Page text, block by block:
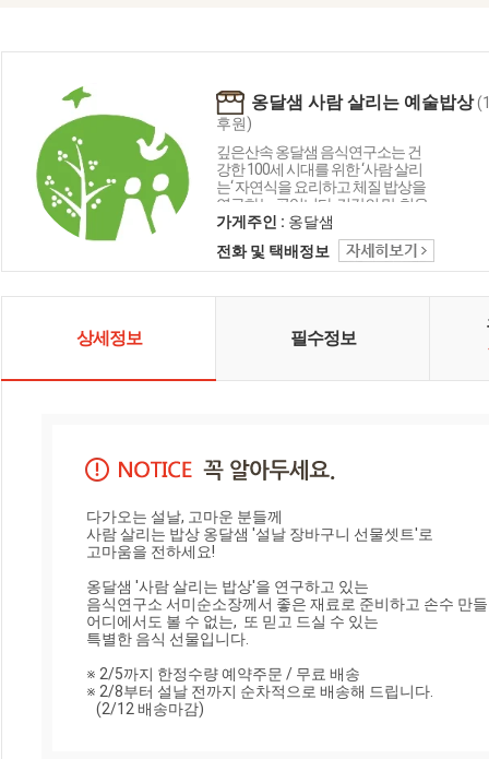
옹달샘 사람 살리는 예술밥상
후원)
깊은산속 옹달샘 음식연구소는 건
강한 100세 시대를 위한 ‘사람 살리
는‘ 자연식을 요리하고 체질 밥상을
연구하는 곳입니다. 건강의 맛, 치유
와 위로가 되는 '사람 살리는 예술밥
상'을 꿈꾸며 조리하는 사람도, 드시
는 분도 자연과 닮기를 바라는 마음
으로 음식을 대합니다.
가게주인 : 옹달샘
전화 및 택배정보
상세정보 필수정보
다가오는 설날, 고마운 분들께
사람 살리는 밥상 옹달샘 '설날 장바구니 선물셋트'로
고마움을 전하세요!
옹달샘 '사람 살리는 밥상'을 연구하고 있는
음식연구소 서미순소장께서 좋은 재료로 준비하고 손수 만
어디에서도 볼 수 없는,  또 믿고 드실 수 있는
특별한 음식 선물입니다.
※ 2/5까지 한정수량 예약주문 / 무료 배송
※ 2/8부터 설날 전까지 순차적으로 배송해 드립니다.
   (2/12 배송마감)